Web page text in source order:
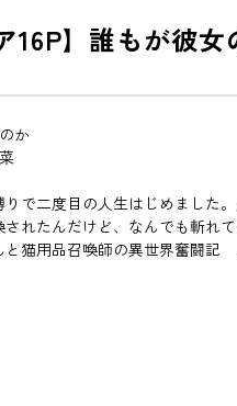
16P】誰もが彼
か
で二度目の人生はじめました。
れたんだけど、なんでも斬れ
と猫用品召喚師の異世界奮闘記